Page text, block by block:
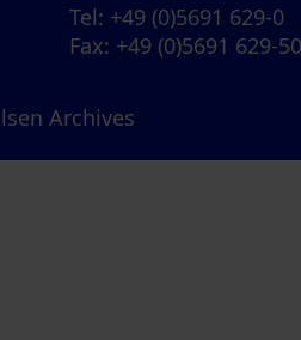
Tel: +49 (0)5691 629-0
Fax: +49 (0)5691 629-
Archives